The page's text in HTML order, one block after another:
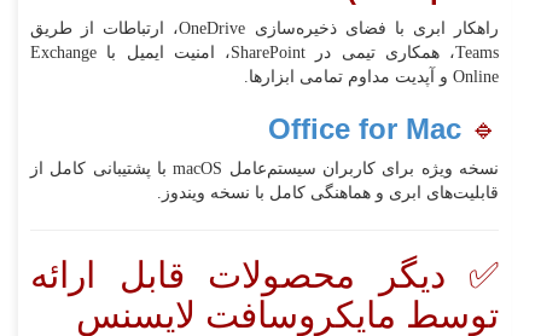
راهکار ابری با فضای ذخیره‌سازی OneDrive، ارتباطات از طریق
Teams، همکاری تیمی در SharePoint، امنیت ایمیل با Exchange
Online و آپدیت مداوم تمامی ابزارها.
🔹
Office for Mac
نسخه ویژه برای کاربران سیستم‌عامل macOS با پشتیبانی کامل از
قابلیت‌های ابری و هماهنگی کامل با نسخه ویندوز.
✅ دیگر محصولات قابل ارائه
توسط مایکروسافت لایسنس